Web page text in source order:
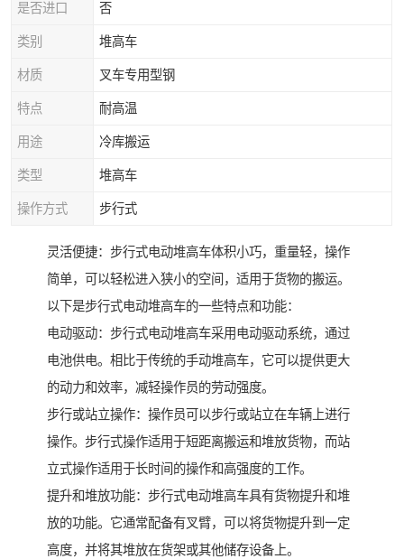
是否进口 否
类别 堆高车
材质 叉车专用型钢
特点 耐高温
用途 冷库搬运
类型 堆高车
操作方式 步行式
灵活便捷：步行式电动堆高车体积小巧，重量轻，操作
简单，可以轻松进入狭小的空间，适用于货物的搬运。
以下是步行式电动堆高车的一些特点和功能：
电动驱动：步行式电动堆高车采用电动驱动系统，通过
电池供电。相比于传统的手动堆高车，它可以提供更大
的动力和效率，减轻操作员的劳动强度。
步行或站立操作：操作员可以步行或站立在车辆上进行
操作。步行式操作适用于短距离搬运和堆放货物，而站
立式操作适用于长时间的操作和高强度的工作。
提升和堆放功能：步行式电动堆高车具有货物提升和堆
放的功能。它通常配备有叉臂，可以将货物提升到一定
高度，并将其堆放在货架或其他储存设备上。